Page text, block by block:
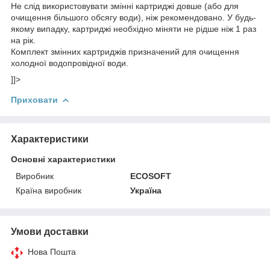
Не слід використовувати змінні картриджі довше (або для
очищення більшого обсягу води), ніж рекомендовано. У будь-
якому випадку, картриджі необхідно міняти не рідше ніж 1 раз
на рік.
Комплект змінних картриджів призначений для очищення
холодної водопровідної води.
]]>
Приховати
Характеристики
Основні характеристики
Виробник
ECOSOFT
Країна виробник
Україна
Умови доставки
Нова Пошта